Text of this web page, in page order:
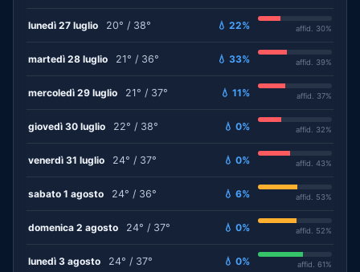
lunedì 27 luglio 20° / 38° 💧 22% affid. 30%
martedì 28 luglio 21° / 36° 💧 33% affid. 39%
mercoledì 29 luglio 21° / 37° 💧 11% affid. 37%
giovedì 30 luglio 22° / 38° 💧 0% affid. 32%
venerdì 31 luglio 24° / 37° 💧 0% affid. 43%
sabato 1 agosto 24° / 36° 💧 6% affid. 53%
domenica 2 agosto 24° / 37° 💧 0% affid. 52%
lunedì 3 agosto 24° / 37° 💧 0% affid. 61%